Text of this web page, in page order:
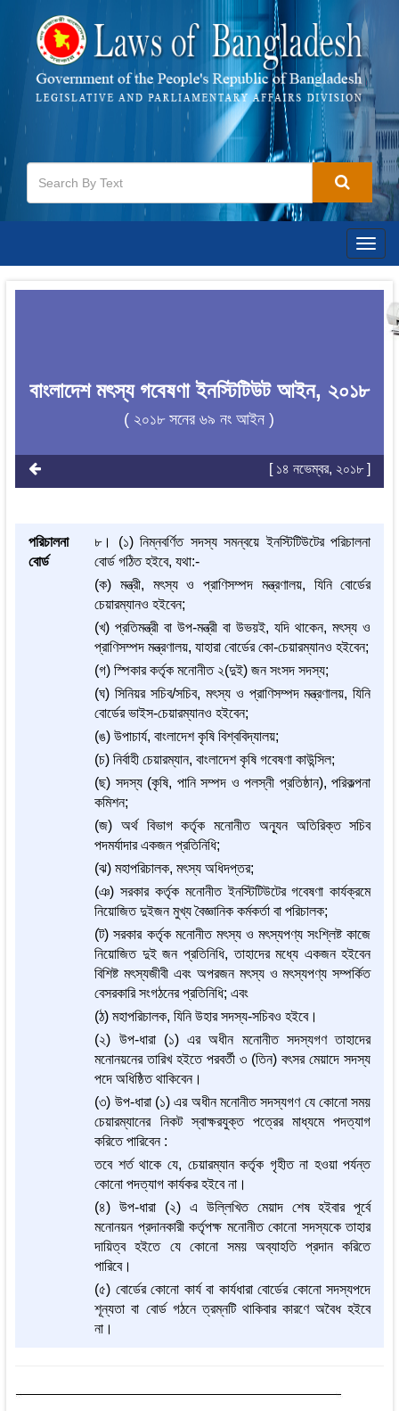
বাংলাদেশ মৎস্য গবেষণা ইনস্টিটিউট আইন, ২০১৮
( ২০১৮ সনের ৬৯ নং আইন )
[ ১৪ নভেম্বর, ২০১৮ ]
পরিচালনা
বোর্ড
৮। (১) নিম্নবর্ণিত সদস্য সমন্বয়ে ইনস্টিটিউটের পরিচালনা
বোর্ড গঠিত হইবে, যথা:-
(ক) মন্ত্রী, মৎস্য ও প্রাণিসম্পদ মন্ত্রণালয়, যিনি বোর্ডের
চেয়ারম্যানও হইবেন;
(খ) প্রতিমন্ত্রী বা উপ-মন্ত্রী বা উভয়ই, যদি থাকেন, মৎস্য ও
প্রাণিসম্পদ মন্ত্রণালয়, যাহারা বোর্ডের কো-চেয়ারম্যানও হইবেন;
(গ) স্পিকার কর্তৃক মনোনীত ২(দুই) জন সংসদ সদস্য;
(ঘ) সিনিয়র সচিব/সচিব, মৎস্য ও প্রাণিসম্পদ মন্ত্রণালয়, যিনি
বোর্ডের ভাইস-চেয়ারম্যানও হইবেন;
(ঙ) উপাচার্য, বাংলাদেশ কৃষি বিশ্ববিদ্যালয়;
(চ) নির্বাহী চেয়ারম্যান, বাংলাদেশ কৃষি গবেষণা কাউন্সিল;
(ছ) সদস্য (কৃষি, পানি সম্পদ ও পলস্নী প্রতিষ্ঠান), পরিকল্পনা
কমিশন;
(জ) অর্থ বিভাগ কর্তৃক মনোনীত অন্যূন অতিরিক্ত সচিব
পদমর্যাদার একজন প্রতিনিধি;
(ঝ) মহাপরিচালক, মৎস্য অধিদপ্তর;
(ঞ) সরকার কর্তৃক মনোনীত ইনস্টিটিউটের গবেষণা কার্যক্রমে
নিয়োজিত দুইজন মুখ্য বৈজ্ঞানিক কর্মকর্তা বা পরিচালক;
(ট) সরকার কর্তৃক মনোনীত মৎস্য ও মৎস্যপণ্য সংশ্লিষ্ট কাজে
নিয়োজিত দুই জন প্রতিনিধি, তাহাদের মধ্যে একজন হইবেন
বিশিষ্ট মৎস্যজীবী এবং অপরজন মৎস্য ও মৎস্যপণ্য সম্পর্কিত
বেসরকারি সংগঠনের প্রতিনিধি; এবং
(ঠ) মহাপরিচালক, যিনি উহার সদস্য-সচিবও হইবে।
(২) উপ-ধারা (১) এর অধীন মনোনীত সদস্যগণ তাহাদের
মনোনয়নের তারিখ হইতে পরবর্তী ৩ (তিন) বৎসর মেয়াদে সদস্য
পদে অধিষ্ঠিত থাকিবেন।
(৩) উপ-ধারা (১) এর অধীন মনোনীত সদস্যগণ যে কোনো সময়
চেয়ারম্যানের নিকট স্বাক্ষরযুক্ত পত্রের মাধ্যমে পদত্যাগ
করিতে পারিবেন :
তবে শর্ত থাকে যে, চেয়ারম্যান কর্তৃক গৃহীত না হওয়া পর্যন্ত
কোনো পদত্যাগ কার্যকর হইবে না।
(৪) উপ-ধারা (২) এ উল্লিখিত মেয়াদ শেষ হইবার পূর্বে
মনোনয়ন প্রদানকারী কর্তৃপক্ষ মনোনীত কোনো সদস্যকে তাহার
দায়িত্ব হইতে যে কোনো সময় অব্যাহতি প্রদান করিতে
পারিবে।
(৫) বোর্ডের কোনো কার্য বা কার্যধারা বোর্ডের কোনো সদস্যপদে
শূন্যতা বা বোর্ড গঠনে ত্রম্নটি থাকিবার কারণে অবৈধ হইবে
না।